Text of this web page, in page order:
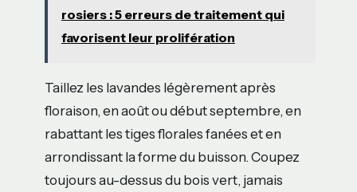
rosiers : 5 erreurs de traitement qui
favorisent leur prolifération
Taillez les lavandes légèrement après
floraison, en août ou début septembre, en
rabattant les tiges florales fanées et en
arrondissant la forme du buisson. Coupez
toujours au-dessus du bois vert, jamais